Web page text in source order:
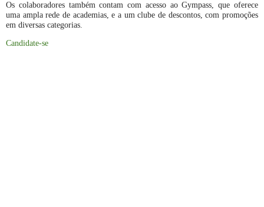
Os colaboradores também contam com acesso ao Gympass, que oferece
uma ampla rede de academias, e a um clube de descontos, com promoções
em diversas categorias.
Candidate-se